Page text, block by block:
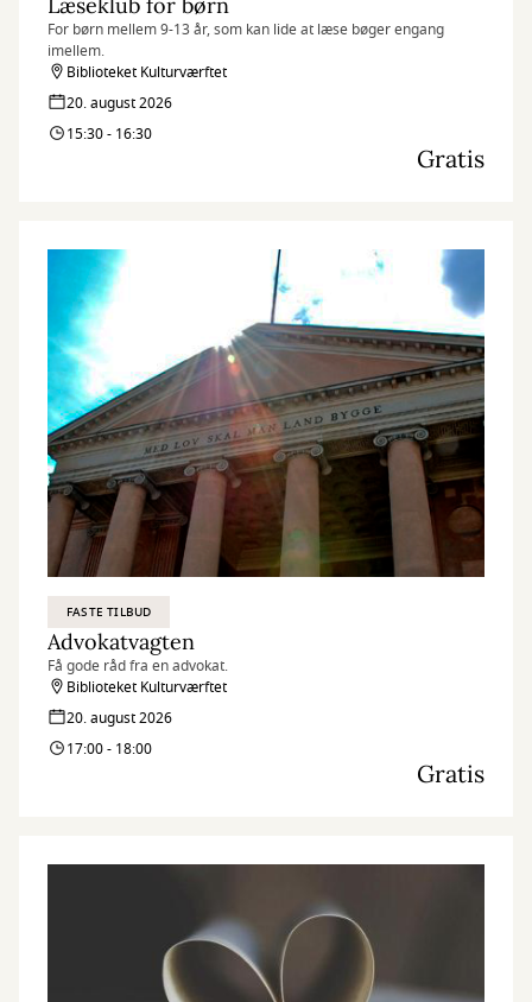
For børn mellem 9-13 år, som kan lide at læse bøger engang
imellem.
Biblioteket Kulturværftet
20. august 2026
15:30 - 16:30
Gratis
FASTE TILBUD
Advokatvagten
Få gode råd fra en advokat.
Biblioteket Kulturværftet
20. august 2026
17:00 - 18:00
Gratis